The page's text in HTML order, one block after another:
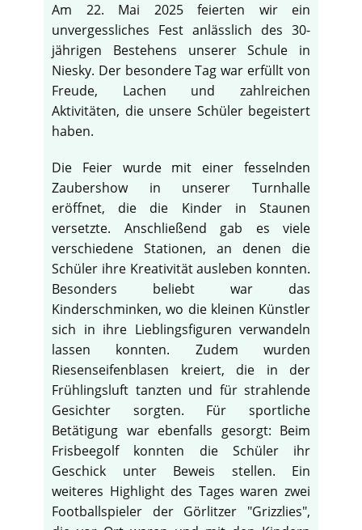
Am 22. Mai 2025 feierten wir ein
unvergessliches Fest anlässlich des 30-
jährigen Bestehens unserer Schule in
Niesky. Der besondere Tag war erfüllt von
Freude, Lachen und zahlreichen
Aktivitäten, die unsere Schüler begeistert
haben.
Die Feier wurde mit einer fesselnden
Zaubershow in unserer Turnhalle
eröffnet, die die Kinder in Staunen
versetzte. Anschließend gab es viele
verschiedene Stationen, an denen die
Schüler ihre Kreativität ausleben konnten.
Besonders beliebt war das
Kinderschminken, wo die kleinen Künstler
sich in ihre Lieblingsfiguren verwandeln
lassen konnten. Zudem wurden
Riesenseifenblasen kreiert, die in der
Frühlingsluft tanzten und für strahlende
Gesichter sorgten. Für sportliche
Betätigung war ebenfalls gesorgt: Beim
Frisbeegolf konnten die Schüler ihr
Geschick unter Beweis stellen. Ein
weiteres Highlight des Tages waren zwei
Footballspieler der Görlitzer "Grizzlies",